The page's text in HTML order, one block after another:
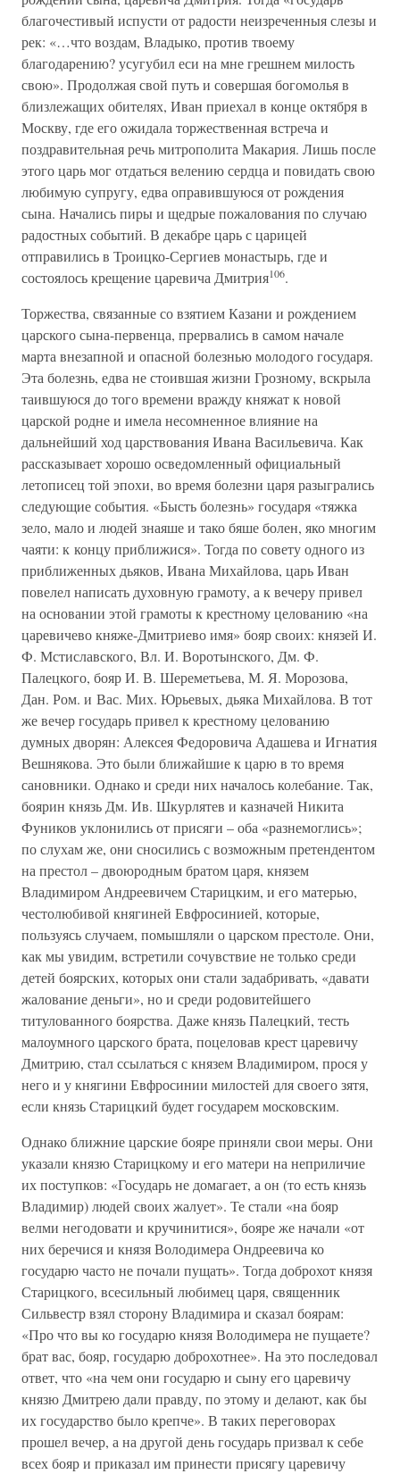
благочестивый испусти от радости неизреченныя слезы и
рек: «…что воздам, Владыко, против твоему
благодарению? усугубил еси на мне грешнем милость
свою». Продолжая свой путь и совершая богомолья в
близлежащих обителях, Иван приехал в конце октября в
Москву, где его ожидала торжественная встреча и
поздравительная речь митрополита Макария. Лишь после
этого царь мог отдаться велению сердца и повидать свою
любимую супругу, едва оправившуюся от рождения
сына. Начались пиры и щедрые пожалования по случаю
радостных событий. В декабре царь с царицей
отправились в Троицко-Сергиев монастырь, где и
состоялось крещение царевича Дмитрия106.
Торжества, связанные со взятием Казани и рождением
царского сына-первенца, прервались в самом начале
марта внезапной и опасной болезнью молодого государя.
Эта болезнь, едва не стоившая жизни Грозному, вскрыла
таившуюся до того времени вражду княжат к новой
царской родне и имела несомненное влияние на
дальнейший ход царствования Ивана Васильевича. Как
рассказывает хорошо осведомленный официальный
летописец той эпохи, во время болезни царя разыгрались
следующие события. «Бысть болезнь» государя «тяжка
зело, мало и людей знаяше и тако бяше болен, яко многим
чаяти: к концу приближися». Тогда по совету одного из
приближенных дьяков, Ивана Михайлова, царь Иван
повелел написать духовную грамоту, а к вечеру привел
на основании этой грамоты к крестному целованию «на
царевичево княже-Дмитриево имя» бояр своих: князей И.
Ф. Мстиславского, Вл. И. Воротынского, Дм. Ф.
Палецкого, бояр И. В. Шереметьева, М. Я. Морозова,
Дан. Ром. и Вас. Мих. Юрьевых, дьяка Михайлова. В тот
же вечер государь привел к крестному целованию
думных дворян: Алексея Федоровича Адашева и Игнатия
Вешнякова. Это были ближайшие к царю в то время
сановники. Однако и среди них началось колебание. Так,
боярин князь Дм. Ив. Шкурлятев и казначей Никита
Фуников уклонились от присяги – оба «разнемоглись»;
по слухам же, они сносились с возможным претендентом
на престол – двоюродным братом царя, князем
Владимиром Андреевичем Старицким, и его матерью,
честолюбивой княгиней Евфросинией, которые,
пользуясь случаем, помышляли о царском престоле. Они,
как мы увидим, встретили сочувствие не только среди
детей боярских, которых они стали задабривать, «давати
жалование деньги», но и среди родовитейшего
титулованного боярства. Даже князь Палецкий, тесть
малоумного царского брата, поцеловав крест царевичу
Дмитрию, стал ссылаться с князем Владимиром, прося у
него и у княгини Евфросинии милостей для своего зятя,
если князь Старицкий будет государем московским.
Однако ближние царские бояре приняли свои меры. Они
указали князю Старицкому и его матери на неприличие
их поступков: «Государь не домагает, а он (то есть князь
Владимир) людей своих жалует». Те стали «на бояр
велми негодовати и кручинитися», бояре же начали «от
них беречися и князя Володимера Ондреевича ко
государю часто не почали пущать». Тогда доброхот князя
Старицкого, всесильный любимец царя, священник
Сильвестр взял сторону Владимира и сказал боярам:
«Про что вы ко государю князя Володимера не пущаете?
брат вас, бояр, государю доброхотнее». На это последовал
ответ, что «на чем они государю и сыну его царевичу
князю Дмитрею дали правду, по этому и делают, как бы
их государство было крепче». В таких переговорах
прошел вечер, а на другой день государь призвал к себе
всех бояр и приказал им принести присягу царевичу